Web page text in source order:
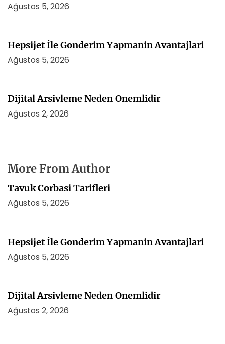
Ağustos 5, 2026
Hepsijet İle Gonderim Yapmanin Avantajlari
Ağustos 5, 2026
Dijital Arsivleme Neden Onemlidir
Ağustos 2, 2026
More From Author
Tavuk Corbasi Tarifleri
Ağustos 5, 2026
Hepsijet İle Gonderim Yapmanin Avantajlari
Ağustos 5, 2026
Dijital Arsivleme Neden Onemlidir
Ağustos 2, 2026